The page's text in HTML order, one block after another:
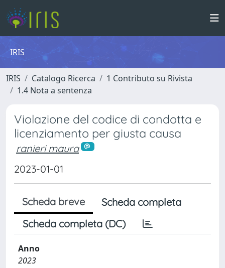
IRIS
IRIS Catalogo Ricerca
1 Contributo su Rivista
1.4 Nota a sentenza
Violazione del codice di condotta e
licenziamento per giusta causa
ranieri maura
2023-01-01
Scheda breve
Scheda completa
Scheda completa (DC)
Anno
2023